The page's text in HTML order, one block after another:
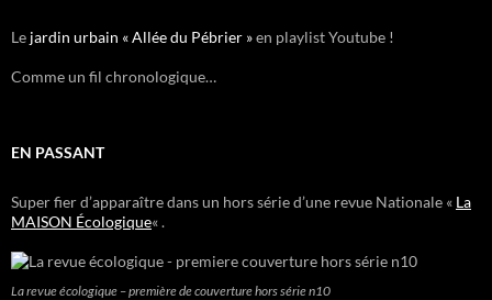
Le jardin urbain « Allée du Pébrier »en playlist Youtube !
Comme un fil chronologique…
EN PASSANT
Super fier d’apparaître dans un hors série d’une revue Nationale « La
MAISON Écologique« .
La revue écologique – première de couverture hors série n10